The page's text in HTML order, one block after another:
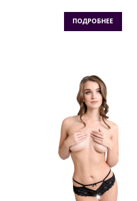
ПОДРОБНЕЕ